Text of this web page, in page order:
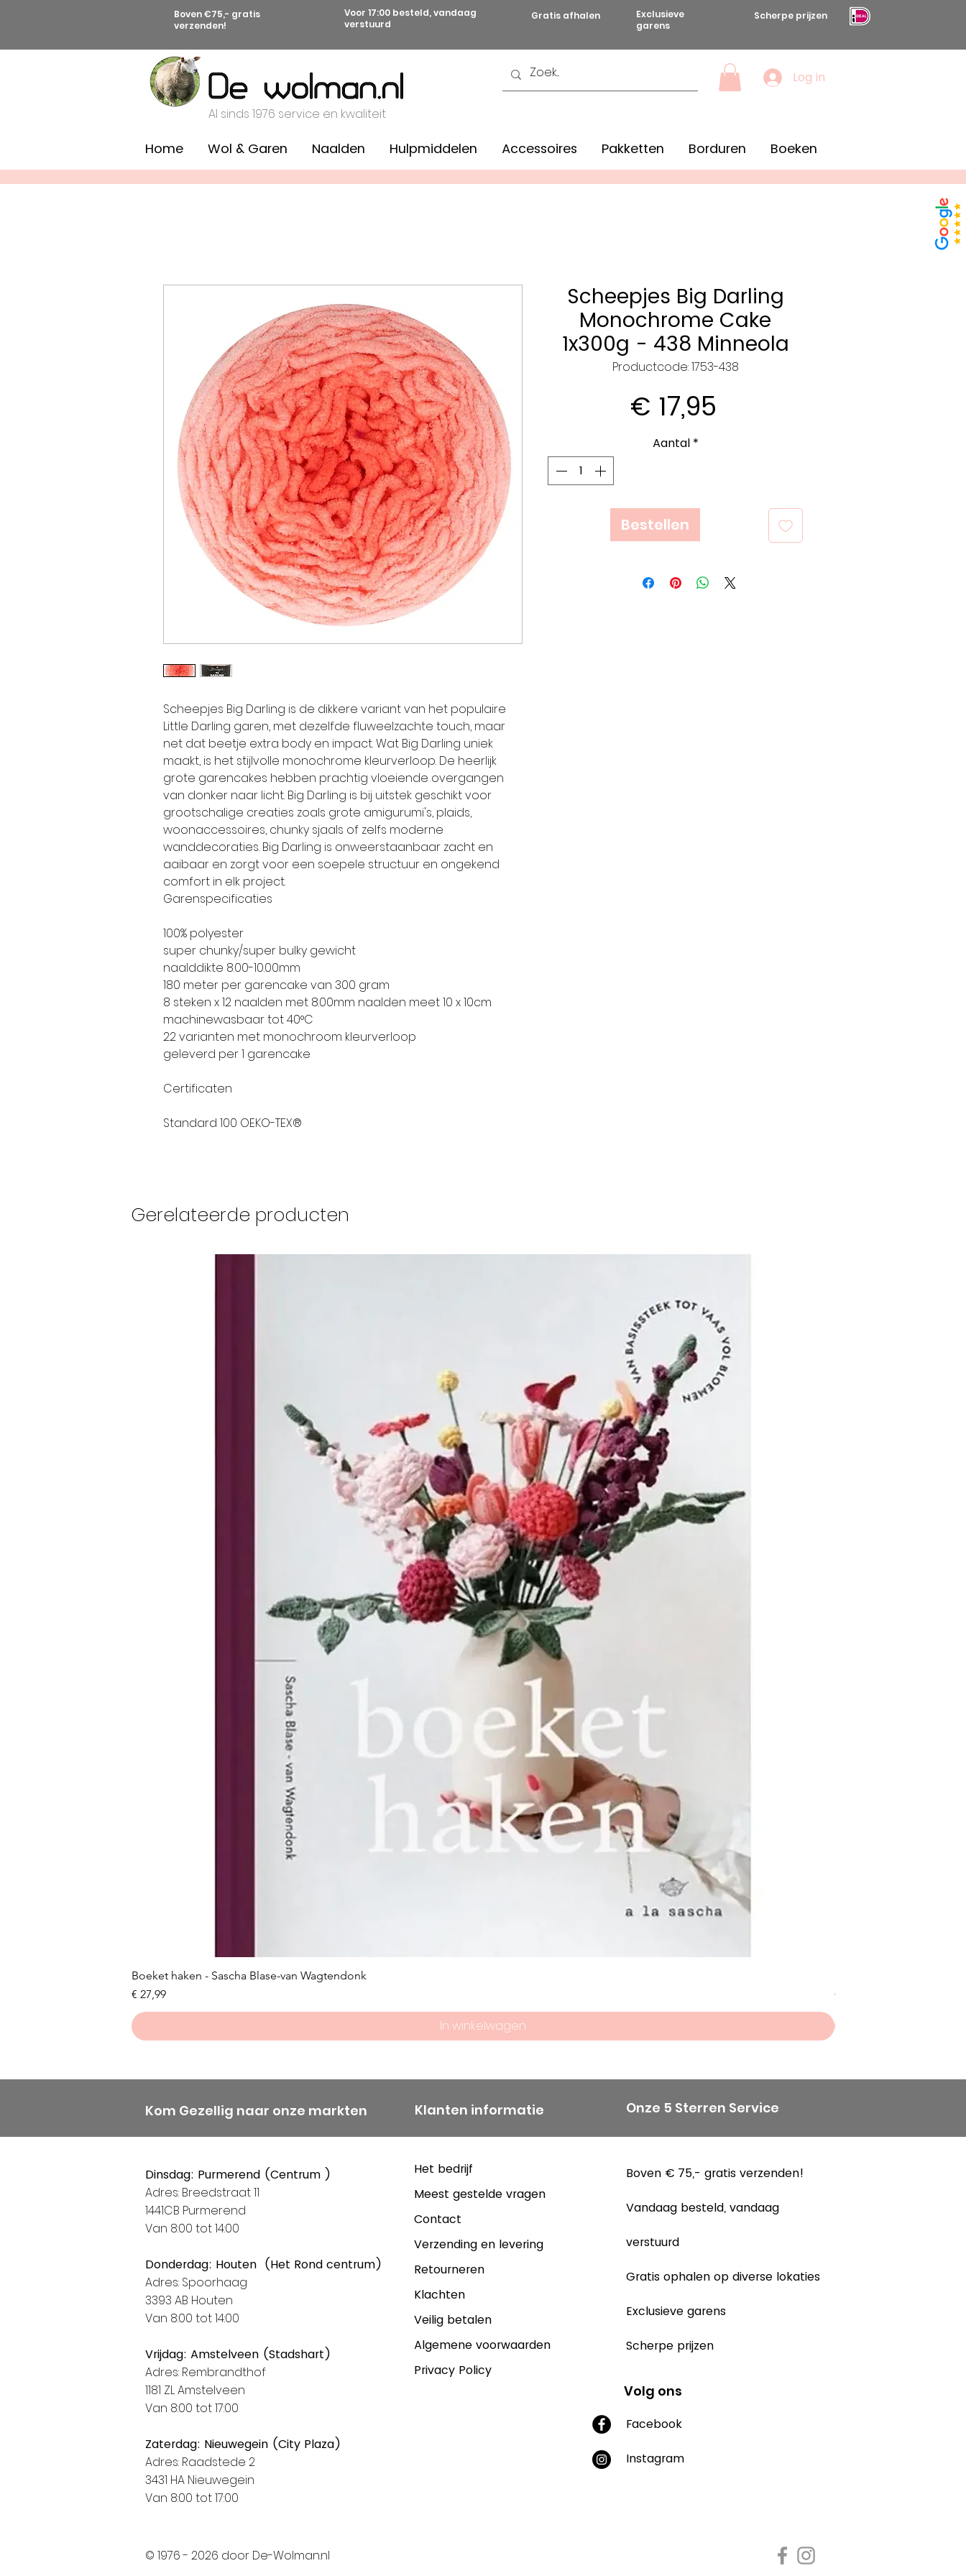
Boven €75,- gratis
verzenden!
Voor 17:00 besteld, vandaag
verstuurd
Gratis afhalen
Exclusieve
garens
Scherpe prijzen
Al sinds 1976 service en kwaliteit
Log in
Home Wol & Garen Naalden Hulpmiddelen Accessoires Pakketten Borduren Boeken
Scheepjes Big Darling is de dikkere variant van het populaire
Little Darling garen, met dezelfde fluweelzachte touch, maar
net dat beetje extra body en impact. Wat Big Darling uniek
maakt, is het stijlvolle monochrome kleurverloop. De heerlijk
grote garencakes hebben prachtig vloeiende overgangen
van donker naar licht. Big Darling is bij uitstek geschikt voor
grootschalige creaties zoals grote amigurumi's, plaids,
woonaccessoires, chunky sjaals of zelfs moderne
wanddecoraties. Big Darling is onweerstaanbaar zacht en
aaibaar en zorgt voor een soepele structuur en ongekend
comfort in elk project.
Garenspecificaties
100% polyester
super chunky/super bulky gewicht
naalddikte 8.00-10.00mm
180 meter per garencake van 300 gram
8 steken x 12 naalden met 8.00mm naalden meet 10 x 10cm
machinewasbaar tot 40°C
22 varianten met monochroom kleurverloop
geleverd per 1 garencake
Certificaten
Standard 100 OEKO-TEX®
Scheepjes Big Darling
Monochrome Cake
1x300g - 438 Minneola
Productcode: 1753-438
€ 17,95
Aantal *
Bestellen
Gerelateerde producten
Boeket haken - Sascha Blase-van Wagtendonk
Prijs
€ 27,99
In winkelwagen
Prijs
€ 8,50
Kom Gezellig naar onze markten Klanten informatie Onze 5 Sterren Service
Dinsdag: Purmerend (Centrum )
Adres: Breedstraat 11
1441CB Purmerend
Van 8:00 tot 14:00
Donderdag: Houten (Het Rond centrum)
Adres: Spoorhaag
3393 AB Houten
Van 8:00 tot 14:00
Vrijdag: Amstelveen (Stadshart)
Adres: Rembrandthof
1181 ZL Amstelveen
Van 8:00 tot 17:00
Zaterdag: Nieuwegein (City Plaza)
Adres: Raadstede 2
3431 HA Nieuwegein
Van 8:00 tot 17:00
Het bedrijf
Meest gestelde vragen
Contact
Verzending en levering
Retourneren
Klachten
Veilig betalen
Algemene voorwaarden
Privacy Policy
Boven € 75,- gratis verzenden!
Vandaag besteld, vandaag
verstuurd
Gratis ophalen op diverse lokaties
Exclusieve garens
Scherpe prijzen
Volg ons
Facebook
Instagram
© 1976 - 2026 door De-Wolman.nl